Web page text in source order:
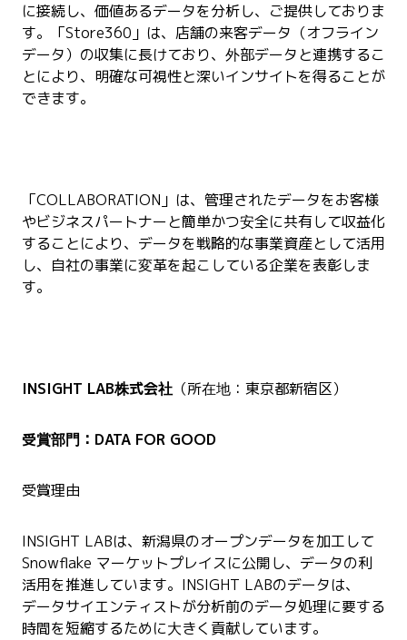
に接続し、価値あるデータを分析し、ご提供しておりま
す。「Store360」は、店舗の来客データ（オフライン
データ）の収集に長けており、外部データと連携するこ
とにより、明確な可視性と深いインサイトを得ることが
できます。
「COLLABORATION」は、管理されたデータをお客様
やビジネスパートナーと簡単かつ安全に共有して収益化
することにより、データを戦略的な事業資産として活用
し、自社の事業に変革を起こしている企業を表彰しま
す。
INSIGHT LAB株式会社 （所在地：東京都新宿区）
受賞部門：DATA FOR GOOD
受賞理由
INSIGHT LABは、新潟県のオープンデータを加工して
Snowflake マーケットプレイスに公開し、データの利
活用を推進しています。INSIGHT LABのデータは、
データサイエンティストが分析前のデータ処理に要する
時間を短縮するために大きく貢献しています。